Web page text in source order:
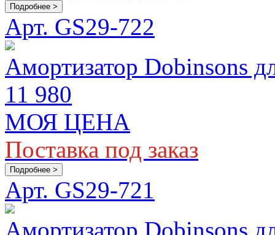
Подробнее >
Арт. GS29-722
Амортизатор Dobinsons
11 980
МОЯ ЦЕНА
Поставка под заказ
Подробнее >
Арт. GS29-721